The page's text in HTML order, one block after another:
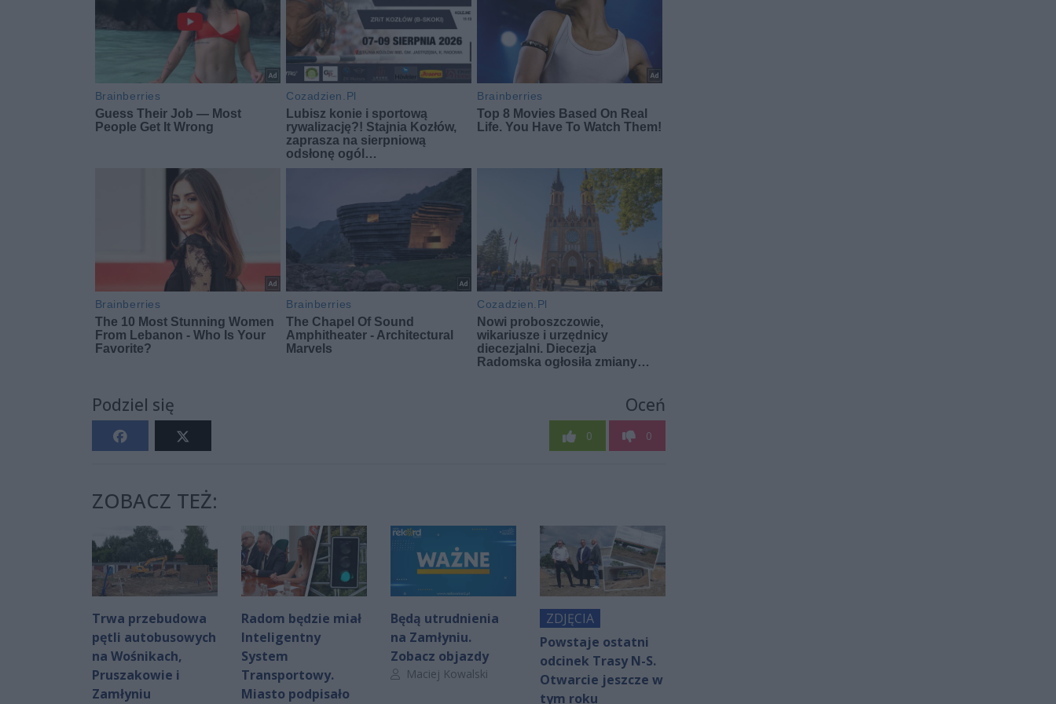
Podziel się Oceń
0 0
ZOBACZ TEŻ:
Trwa przebudowa
pętli autobusowych
na Wośnikach,
Pruszakowie i
Zamłyniu
Radom będzie miał
Inteligentny
System
Transportowy.
Miasto podpisało
Będą utrudnienia
na Zamłyniu.
Zobacz objazdy
Autor artykułu:
Maciej Kowalski
ZDJĘCIA
Powstaje ostatni
odcinek Trasy N-S.
Otwarcie jeszcze w
tym roku